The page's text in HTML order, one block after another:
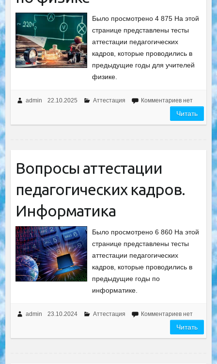
Было просмотрено 4 875 На этой
странице представлены тесты
аттестации педагогических
кадров, которые проводились в
предыдущие годы для учителей
физике.
admin 22.10.2025 Аттестация Комментариев нет
Читать
Вопросы аттестации
педагогических кадров.
Информатика
Было просмотрено 6 860 На этой
странице представлены тесты
аттестации педагогических
кадров, которые проводились в
предыдущие годы по
информатике.
admin 23.10.2024 Аттестация Комментариев нет
Читать